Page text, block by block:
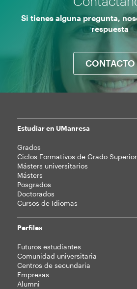
Si tienes alguna pregunta,
respuesta
CONTACTO
Mapa
web
Estudiar en UManresa
Grados
Ciclos Formativos de Grado Superior
Másters universitarios
Másters
Posgrados
Doctorados
Cursos de Idiomas
Perfiles
Futuros estudiantes
Comunidad universitaria
Centros de secundaria
Empresas
Alumni